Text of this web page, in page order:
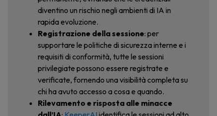
diventino un rischio negli ambienti di IA in
rapida evoluzione.
Registrazione della sessione: per
supportare le politiche di sicurezza interne e i
requisiti di conformità, tutte le sessioni
privilegiate possono essere registrate e
verificate, fornendo una visibilità completa su
chi ha avuto accesso a cosa e quando.
Rilevamento e risposta alle minacce